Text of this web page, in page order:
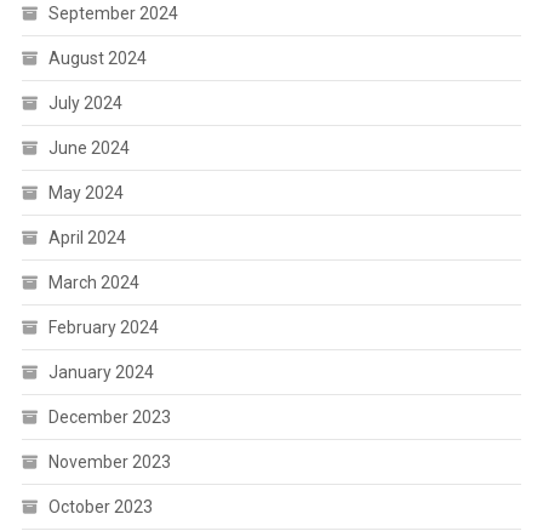
September 2024
August 2024
July 2024
June 2024
May 2024
April 2024
March 2024
February 2024
January 2024
December 2023
November 2023
October 2023